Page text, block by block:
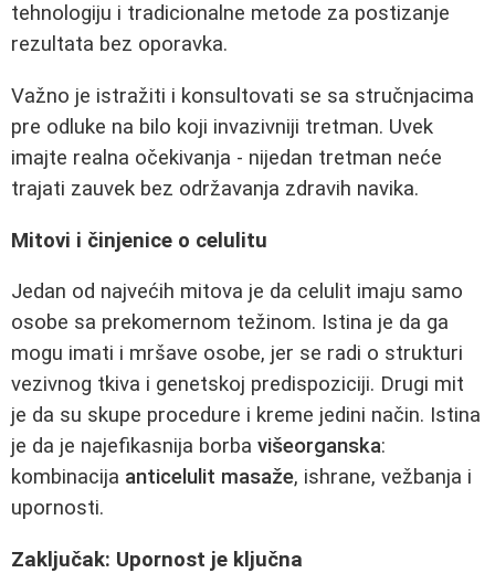
tehnologiju i tradicionalne metode za postizanje
rezultata bez oporavka.
Važno je istražiti i konsultovati se sa stručnjacima
pre odluke na bilo koji invazivniji tretman. Uvek
imajte realna očekivanja - nijedan tretman neće
trajati zauvek bez održavanja zdravih navika.
Mitovi i činjenice o celulitu
Jedan od najvećih mitova je da celulit imaju samo
osobe sa prekomernom težinom. Istina je da ga
mogu imati i mršave osobe, jer se radi o strukturi
vezivnog tkiva i genetskoj predispoziciji. Drugi mit
je da su skupe procedure i kreme jedini način. Istina
je da je najefikasnija borba višeorganska:
kombinacija anticelulit masaže, ishrane, vežbanja i
upornosti.
Zaključak: Upornost je ključna